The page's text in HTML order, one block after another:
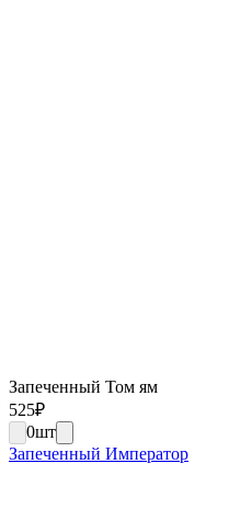
Запеченный Том ям
525₽
0шт
Запеченный Император